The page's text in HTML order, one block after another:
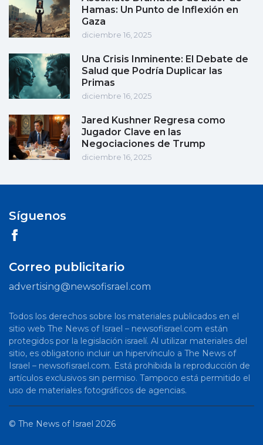
Hamas: Un Punto de Inflexión en
Gaza
diciembre 16, 2025
Una Crisis Inminente: El Debate de
Salud que Podría Duplicar las
Primas
diciembre 16, 2025
Jared Kushner Regresa como
Jugador Clave en las
Negociaciones de Trump
diciembre 16, 2025
Síguenos
Correo publicitario
advertising@newsofisrael.com
Todos los derechos sobre los materiales publicados en el
sitio web The News of Israel – newsofisrael.com están
protegidos por la legislación israelí. Al utilizar materiales del
sitio, es obligatorio incluir un hipervínculo a The News of
Israel – newsofisrael.com. Está prohibida la reproducción de
artículos exclusivos sin permiso. Tampoco está permitido el
uso de materiales fotográficos de agencias.
© The News of Israel 2026